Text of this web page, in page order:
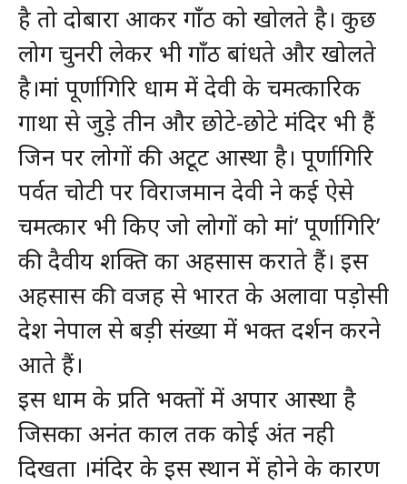
है तो दोबारा आकर गाँठ को खोलते है। कुछ
लोग चुनरी लेकर भी गाँठ बांधते और खोलते
है।मां पूर्णागिरि धाम में देवी के चमत्कारिक
गाथा से जुड़े तीन और छोटे-छोटे मंदिर भी हैं
जिन पर लोगों की अटूट आस्था है। पूर्णागिरि
पर्वत चोटी पर विराजमान देवी ने कई ऐसे
चमत्कार भी किए जो लोगों को मां’ पूर्णागिरि’
की दैवीय शक्ति का अहसास कराते हैं। इस
अहसास की वजह से भारत के अलावा पड़ोसी
देश नेपाल से बड़ी संख्या में भक्त दर्शन करने
आते हैं।
इस धाम के प्रति भक्तों में अपार आस्था है
जिसका अनंत काल तक कोई अंत नही
दिखता ।मंदिर के इस स्थान में होने के कारण